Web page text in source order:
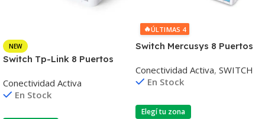
NEW
Switch Tp-Link 8 Puertos
Conectividad Activa
En Stock
🔥ÚLTIMAS 4
Switch Mercusys 8 Puertos
Conectividad Activa, SWITCH
En Stock
Elegí tu zona